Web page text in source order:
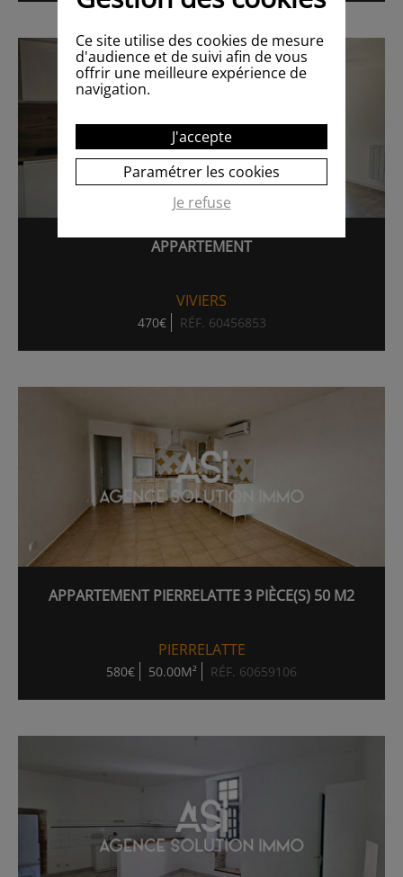
APPARTEMENT
VIVIERS
470€ RÉF. 60456853
APPARTEMENT PIERRELATTE 3 PIÈCE(S) 50 M2
PIERRELATTE
580€ 50.00M² RÉF. 60659106
Ce site utilise des cookies de mesure
d'audience et de suivi afin de vous
offrir une meilleure expérience de
navigation.
J'accepte
Paramétrer les cookies
Je refuse